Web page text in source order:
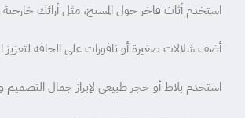
استخدم أثاث فاخر حول المسبح، مثل أرائك خارجية
أضف شلالات صغيرة أو نافورات على الحافة
استخدم بلاط أو حجر طبيعي لإبراز جمال التصميم